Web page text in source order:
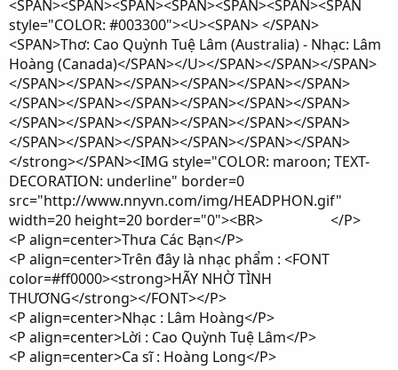
<SPAN><SPAN><SPAN><SPAN><SPAN><SPAN><SPAN
style="COLOR: #003300"><U><SPAN> </SPAN>
<SPAN>Thơ: Cao Quỳnh Tuệ Lâm (Australia) - Nhạc: Lâm
Hoàng (Canada)</SPAN></U></SPAN></SPAN></SPAN>
</SPAN></SPAN></SPAN></SPAN></SPAN></SPAN>
</SPAN></SPAN></SPAN></SPAN></SPAN></SPAN>
</SPAN></SPAN></SPAN></SPAN></SPAN></SPAN>
</SPAN></SPAN></SPAN></SPAN></SPAN></SPAN>
</strong></SPAN><IMG style="COLOR: maroon; TEXT-
DECORATION: underline" border=0
src="http://www.nnyvn.com/img/HEADPHON.gif"
width=20 height=20 border="0"><BR> </P>
<P align=center>Thưa Các Bạn</P>
<P align=center>Trên đây là nhạc phẩm : <FONT
color=#ff0000><strong>HÃY NHỜ TÌNH
THƯƠNG</strong></FONT></P>
<P align=center>Nhạc : Lâm Hoàng</P>
<P align=center>Lời : Cao Quỳnh Tuệ Lâm</P>
<P align=center>Ca sĩ : Hoàng Long</P>